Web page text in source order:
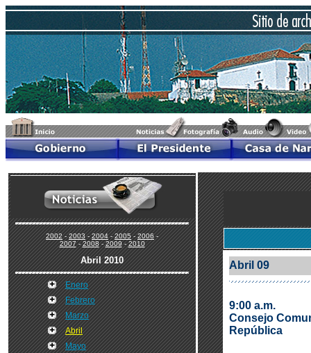
2002-2003-2004-2005-2006-
2007-2008-2009-2010
Abril 2010
Enero
Febrero
Marzo
Abril
Mayo
Abril 09
9:00 a.m.
Consejo
República